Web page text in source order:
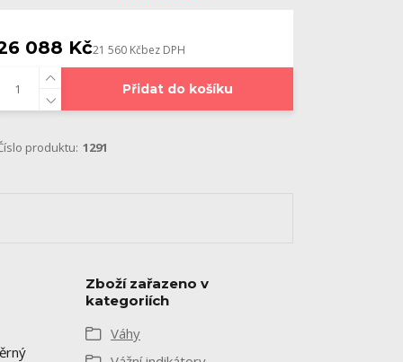
088 Kč21 560 Kčbez DPH
Přidat do košíku
produktu: 1291
Zboží zařazeno v
kategoriích
Váhy